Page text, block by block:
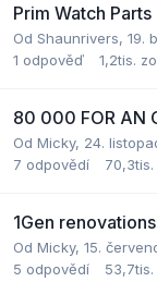
Prim Watch Parts
Od Shaunrivers, 19.
1 odpověď 1,2tis.
80 000 FOR AN
Od Micky, 24.
7 odpovědí 70,3tis.
1Gen
Od Micky, 15.
5 odpovědí 53,7tis.